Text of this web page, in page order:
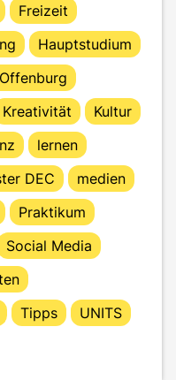
Freizeit
Hauptstudium
Kreativität
Kultur
lernen
DEC
medien
Praktikum
Social Media
Tipps
UNITS